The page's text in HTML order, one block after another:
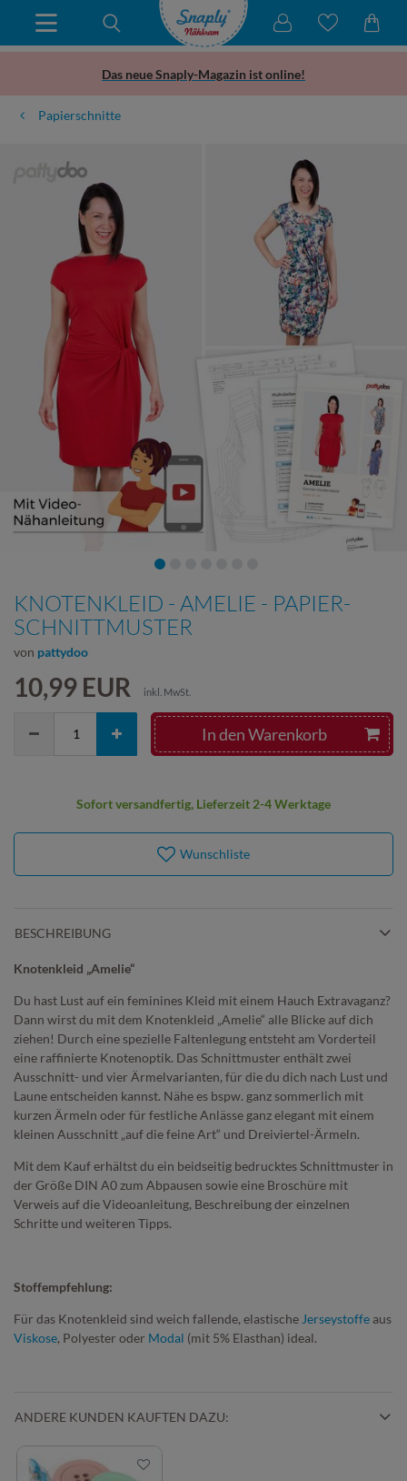
Das neue Snaply-Magazin ist online!
Papierschnitte
KNOTENKLEID - AMELIE - PAPIER-
SCHNITTMUSTER
von pattydoo
10,99 EUR inkl. MwSt.
In den Warenkorb
Sofort versandfertig, Lieferzeit 2-4 Werktage
Wunschliste
BESCHREIBUNG
Knotenkleid „Amelie“
Du hast Lust auf ein feminines Kleid mit einem Hauch Extravaganz?
Dann wirst du mit dem Knotenkleid „Amelie“ alle Blicke auf dich
ziehen! Durch eine spezielle Faltenlegung entsteht am Vorderteil
eine raffinierte Knotenoptik. Das Schnittmuster enthält zwei
Ausschnitt- und vier Ärmelvarianten, für die du dich nach Lust und
Laune entscheiden kannst. Nähe es bspw. ganz sommerlich mit
kurzen Ärmeln oder für festliche Anlässe ganz elegant mit einem
kleinen Ausschnitt „auf die feine Art“ und Dreiviertel-Ärmeln.
Mit dem Kauf erhältst du ein beidseitig bedrucktes Schnittmuster in
der Größe DIN A0 zum Abpausen sowie eine Broschüre mit
Verweis auf die Videoanleitung, Beschreibung der einzelnen
Schritte und weiteren Tipps.
Stoffempfehlung:
Für das Knotenkleid sind weich fallende, elastische Jerseystoffeaus
Viskose, Polyester oder Modal (mit 5% Elasthan) ideal.
ANDERE KUNDEN KAUFTEN DAZU: